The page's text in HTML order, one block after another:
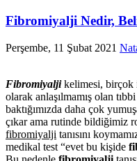
Fibromiyalji Nedir,
Perşembe, 11 Şubat 2021
Fibromiyaljikelimesi, birçok
olarak anlaşılmamış olan
baktığımızda daha çok
çıkar ama rutinde bildiğimiz
fibromiyalji tanısını
medikal test “evet bu kişide